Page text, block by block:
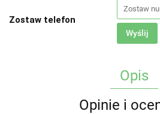
Zostaw telefon
Wyślij
Opis
Opinie i